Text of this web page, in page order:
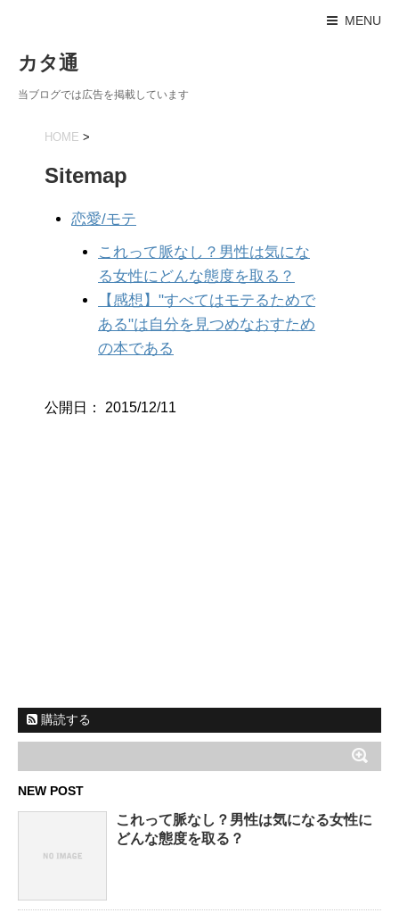
MENU
カタ通
当ブログでは広告を掲載しています
HOME >
Sitemap
恋愛/モテ
これって脈なし？男性は気にな
る女性にどんな態度を取る？
【感想】"すべてはモテるためで
ある"は自分を見つめなおすため
の本である
公開日： 2015/12/11
購読する
NEW POST
これって脈なし？男性は気になる女性に
どんな態度を取る？